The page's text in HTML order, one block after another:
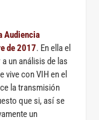
Audiencia
de 2017. En ella el
un análisis de las
vive con VIH en el
la transmisión
que si, así se
un